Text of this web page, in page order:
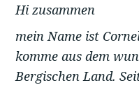
Hi zusammen
mein Name ist
komme aus dem
Bergischen Land.